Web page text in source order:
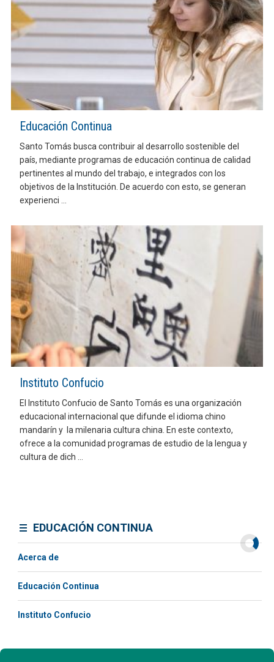
Educación Continua
Santo Tomás busca contribuir al desarrollo sostenible del
país, mediante programas de educación continua de calidad
pertinentes al mundo del trabajo, e integrados con los
objetivos de la Institución. De acuerdo con esto, se generan
experienci ...
Instituto Confucio
El Instituto Confucio de Santo Tomás es una organización
educacional internacional que difunde el idioma chino
mandarín y la milenaria cultura china. En este contexto,
ofrece a la comunidad programas de estudio de la lengua y
cultura de dich ...
EDUCACIÓN CONTINUA
Acerca de
Educación Continua
Instituto Confucio